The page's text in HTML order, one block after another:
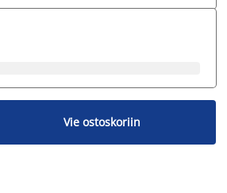
Vie ostoskoriin